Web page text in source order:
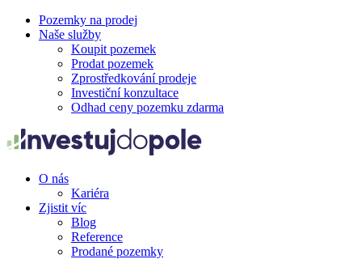
Pozemky na prodej
Naše služby
Koupit pozemek
Prodat pozemek
Zprostředkování prodeje
Investiční konzultace
Odhad ceny pozemku zdarma
O nás
Kariéra
Zjistit víc
Blog
Reference
Prodané pozemky